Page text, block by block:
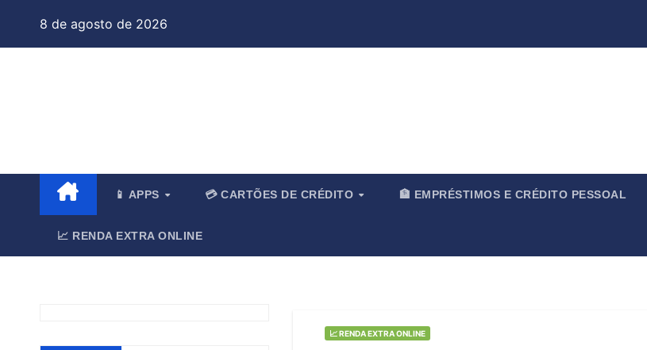
8 de agosto de 2026
📱 APPS 💳 CARTÕES DE CRÉDITO 🏦 EMPRÉSTIMOS E CRÉDITO PESSOAL
📈 RENDA EXTRA ONLINE
📈 RENDA EXTRA ONLINE